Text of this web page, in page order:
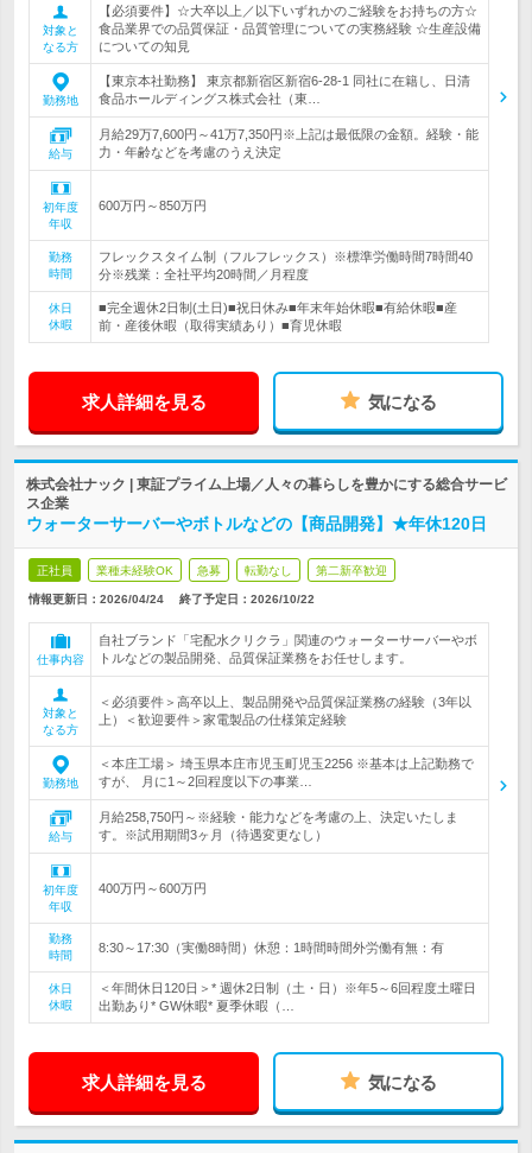
対象と
なる方
【必須要件】☆大卒以上／以下いずれかのご経験をお持ちの方☆
食品業界での品質保証・品質管理についての実務経験 ☆生産設備
についての知見
勤務地
【東京本社勤務】 東京都新宿区新宿6-28-1 同社に在籍し、日清
食品ホールディングス株式会社（東…
給与
月給29万7,600円～41万7,350円※上記は最低限の金額。経験・能
力・年齢などを考慮のうえ決定
初年度
年収
600万円～850万円
勤務
時間
フレックスタイム制（フルフレックス）※標準労働時間7時間40
分※残業：全社平均20時間／月程度
休日
休暇
■完全週休2日制(土日)■祝日休み■年末年始休暇■有給休暇■産
前・産後休暇（取得実績あり）■育児休暇
求人詳細を見る 気になる
株式会社ナック | 東証プライム上場／人々の暮らしを豊かにする総合サービ
ス企業
ウォーターサーバーやボトルなどの【商品開発】★年休120日
正社員 業種未経験OK 急募 転勤なし 第二新卒歓迎
情報更新日：2026/04/24 終了予定日： 2026/10/22
仕事内容
自社ブランド「宅配水クリクラ」関連のウォーターサーバーやボ
トルなどの製品開発、品質保証業務をお任せします。
対象と
なる方
＜必須要件＞高卒以上、製品開発や品質保証業務の経験（3年以
上）＜歓迎要件＞家電製品の仕様策定経験
勤務地
＜本庄工場＞ 埼玉県本庄市児玉町児玉2256 ※基本は上記勤務で
すが、 月に1～2回程度以下の事業…
給与
月給258,750円～※経験・能力などを考慮の上、決定いたしま
す。※試用期間3ヶ月（待遇変更なし）
初年度
年収
400万円～600万円
勤務
時間
8:30～17:30（実働8時間）休憩：1時間時間外労働有無：有
休日
休暇
＜年間休日120日＞* 週休2日制（土・日）※年5～6回程度土曜日
出勤あり* GW休暇* 夏季休暇（…
求人詳細を見る 気になる